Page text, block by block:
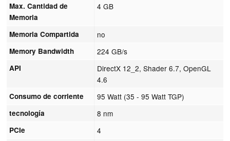
Max. Cantidad de
Memoria
4 GB
Memoria Compartida no
Memory Bandwidth 224 GB/s
API
DirectX 12_2, Shader 6.7, OpenGL
4.6
Consumo de corriente 95 Watt (35 - 95 Watt TGP)
tecnología 8 nm
PCIe 4